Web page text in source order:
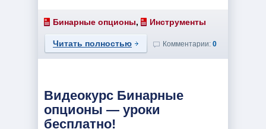
Бинарные опционы, Инструменты
Читать полностью Комментарии: 0
Видеокурс Бинарные
опционы — уроки
бесплатно!